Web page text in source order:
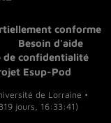
conforme
Besoin d'aide
de confidentialité
Esup-Pod
de Lorraine •
jours, 16:33:41)